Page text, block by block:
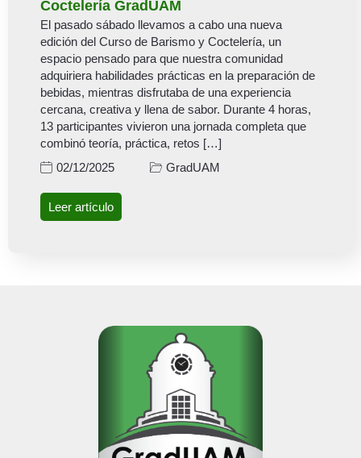
Coctelería GradUAM
El pasado sábado llevamos a cabo una nueva
edición del Curso de Barismo y Coctelería, un
espacio pensado para que nuestra comunidad
adquiriera habilidades prácticas en la preparación de
bebidas, mientras disfrutaba de una experiencia
cercana, creativa y llena de sabor. Durante 4 horas,
13 participantes vivieron una jornada completa que
combinó teoría, práctica, retos […]
02/12/2025
GradUAM
Leer artículo